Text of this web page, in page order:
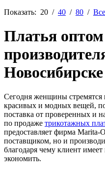
Показать: 20 / 40 / 80 / Все
Платья
Сегодня женщины стремятся
красивых и модных вещей,
поставка от проверенных и
по продаже трикотажных
предоставляет фирма Marita-
поставщиком, но и
благодаря чему клиент
экономить.